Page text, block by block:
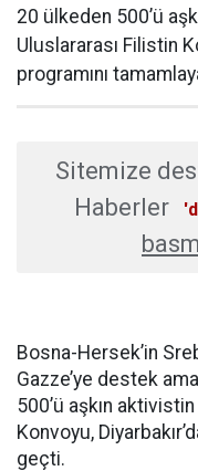
20 ülkeden 500’ü
Uluslararası Filistin
programını
Sitemize
Haberler
Bosna-Hersek’in
Gazze’ye destek
500’ü aşkın
Konvoyu,
geçti.